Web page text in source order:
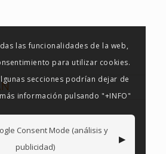
las funcionalidades de la web,
para utilizar cookies.
secciones podrían dejar de
información pulsando "+INFO"
Consent Mode (análisis y
publicidad)
▸